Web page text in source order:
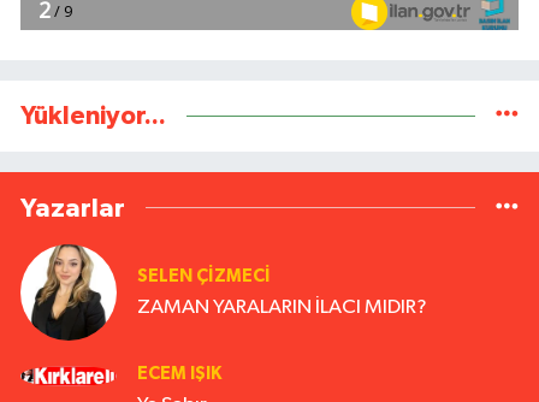
Yükleniyor...
Yazarlar
SELEN ÇİZMECİ
ZAMAN YARALARIN İLACI MIDIR?
ECEM IŞIK